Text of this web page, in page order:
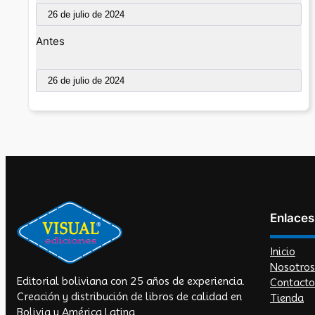
Antes
Editorial boliviana con 25 años de experiencia.
Creación y distribución de libros de calidad en
Bolivia y América Latina.
Inicio
Nosotros
Contacto
Tienda